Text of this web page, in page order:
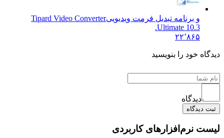
و برنامه تبدیل فرمت ویدیوییTipard Video Converter
Ultimate 10.3.
۲۲٬۸۶۵
خود را بنویسید
دیدگاه
نرم‌افزارهای کاربردی